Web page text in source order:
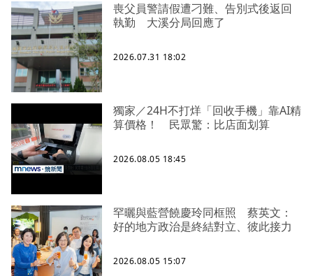
喪父員警請假遭刁難、告別式後返回
執勤 大溪分局回應了
2026.07.31 18:02
獨家／24H不打烊「回收手機」靠AI精
算價格！ 民眾驚：比店面划算
2026.08.05 18:45
罕曬與藍營饒慶玲同框照 蔡英文：
好的地方政治是終結對立、彼此接力
2026.08.05 15:07